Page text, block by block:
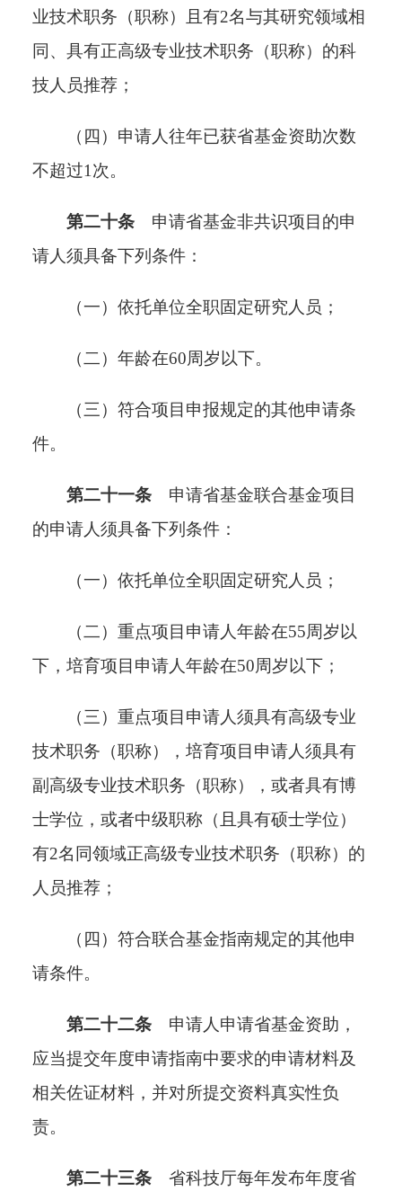
业技术职务（职称）且有2名与其研究领域相
同、具有正高级专业技术职务（职称）的科
技人员推荐；
（四）申请人往年已获省基金资助次数
不超过1次。
第二十条
申请省基金非共识项目的申
请人须具备下列条件：
（一）依托单位全职固定研究人员；
（二）年龄在60周岁以下。
（三）符合项目申报规定的其他申请条
件。
第二十一条
申请省基金联合基金项目
的申请人须具备下列条件 ：
（一）依托单位全职固定研究人员；
（二）重点项目申请人年龄在55周岁以
下，培育项目申请人年龄在50周岁以下；
（三）重点项目申请人须具有高级专业
技术职务（职称），培育项目申请人须具有
副高级专业技术职务（职称），或者具有博
士学位，或者中级职称（且具有硕士学位）
有2名同领域正高级专业技术职务（职称）的
人员推荐；
（四）符合联合基金指南规定的其他申
请条件。
第二十二条
申请人申请省基金资助，
应当提交年度申请指南中要求的申请材料及
相关佐证材料，并对所提交资料真实性负
责。
第二十三条 省科技厅每年发布年度省